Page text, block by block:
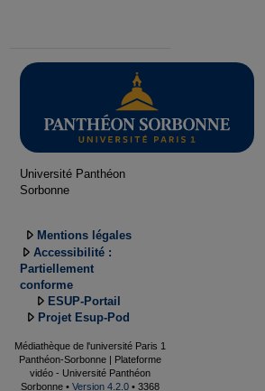
Université Panthéon
Sorbonne
Mentions légales
Accessibilité :
Partiellement
conforme
ESUP-Portail
Projet Esup-Pod
Médiathèque de l'université Paris 1
Panthéon-Sorbonne | Plateforme
vidéo - Université Panthéon
Sorbonne • Version 4.2.0 • 3368